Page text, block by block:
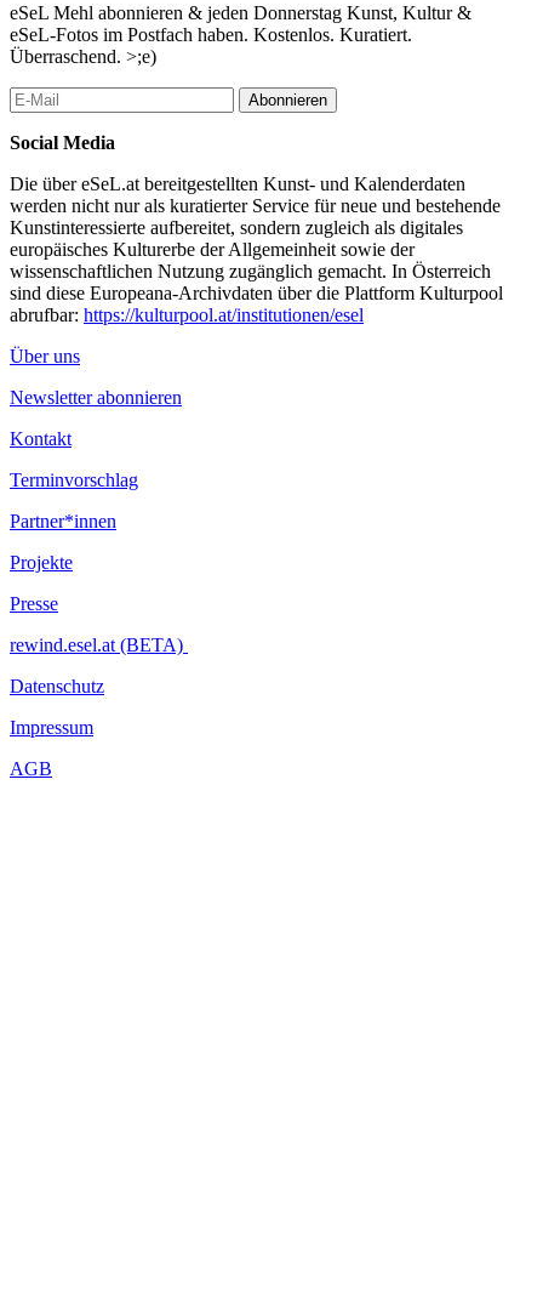
eSeL Mehl abonnieren & jeden Donnerstag Kunst, Kultur &
eSeL-Fotos im Postfach haben. Kostenlos. Kuratiert.
Überraschend. >;e)
Abonnieren
Social Media
Die über eSeL.at bereitgestellten Kunst- und Kalenderdaten
werden nicht nur als kuratierter Service für neue und bestehende
Kunstinteressierte aufbereitet, sondern zugleich als digitales
europäisches Kulturerbe der Allgemeinheit sowie der
wissenschaftlichen Nutzung zugänglich gemacht. In Österreich
sind diese Europeana-Archivdaten über die Plattform Kulturpool
abrufbar: https://kulturpool.at/institutionen/esel
Über uns
Newsletter abonnieren
Kontakt
Terminvorschlag
Partner*innen
Projekte
Presse
rewind.esel.at (BETA)
Datenschutz
Impressum
AGB